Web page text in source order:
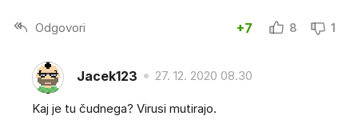
Odgovori +7 8 1
Jacek123 27. 12. 2020 08.30
Kaj je tu čudnega? Virusi mutirajo.